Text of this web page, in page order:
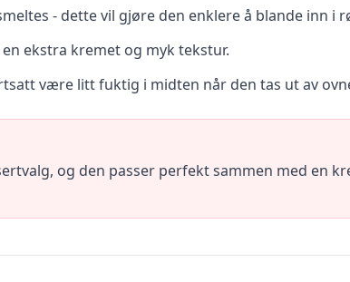
- dette vil gjøre den enklere å blande inn i
ekstra kremet og myk tekstur.
være litt fuktig i midten når den tas ut av
og den passer perfekt sammen med en